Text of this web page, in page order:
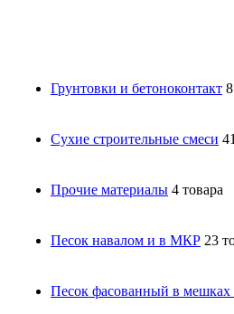
Грунтовки и бетоноконтакт
Сухие строительные смеси
Прочие материалы 4 товара
Песок навалом и в МКР 23
Песок фасованный в мешках